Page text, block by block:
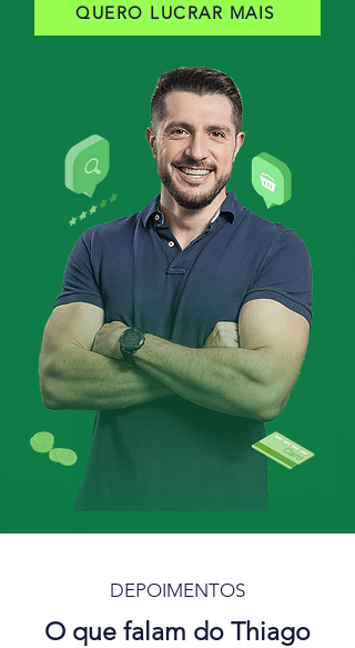
QUERO LUCRAR MAIS
DEPOIMENTOS
O que falam do Thiago